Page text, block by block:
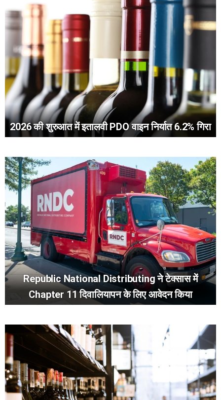
2026 की शुरुआत में इतालवी PDO वाइन निर्यात 6.2% गिरा
Republic National Distributing ने टेक्सास में
Chapter 11 दिवालियापन के लिए आवेदन किया